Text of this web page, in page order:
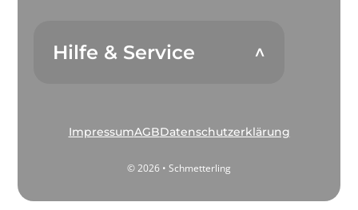
Hilfe & Service
ImpressumAGBDatenschutzerklärung
© 2026 • Schmetterling